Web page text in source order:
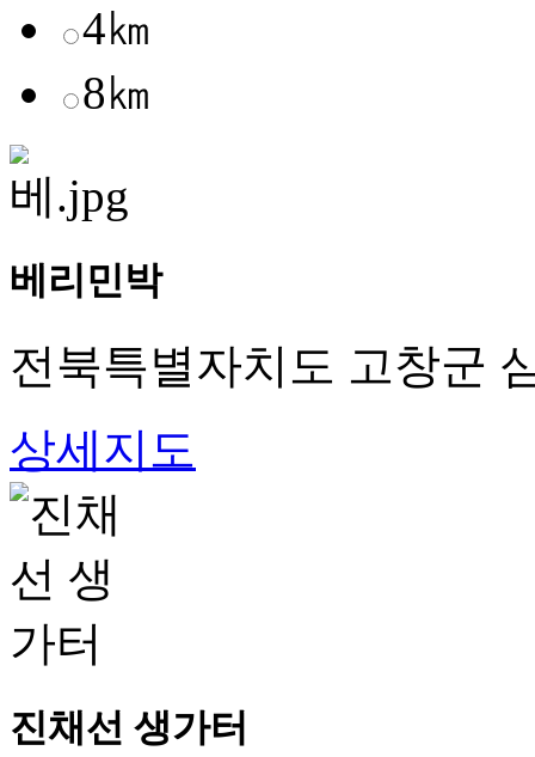
4㎞
8㎞
베리민박
전북특별자치도 고창군
상세지도
진채선 생가터